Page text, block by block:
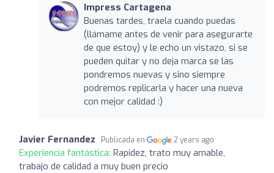
Impress Cartagena
Buenas tardes, traela cuando puedas
(llámame antes de venir para asegurarte
de que estoy) y le echo un vistazo, si se
pueden quitar y no deja marca se las
pondremos nuevas y sino siempre
podremos replicarla y hacer una nueva
con mejor calidad :)
Javier Fernandez Publicada en 2 years ago
Experiencia fantástica: Rapidez, trato muy amable,
trabajo de calidad a muy buen precio